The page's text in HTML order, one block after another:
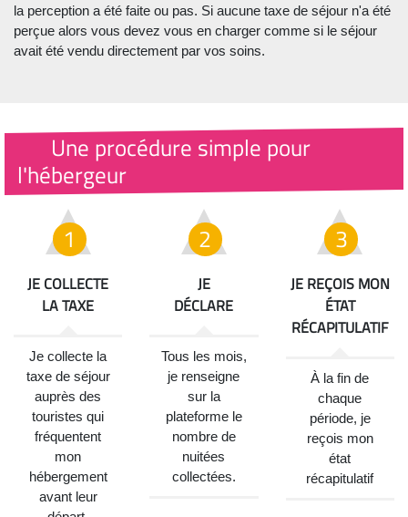
la perception a été faite ou pas. Si aucune taxe de séjour n'a été
perçue alors vous devez vous en charger comme si le séjour
avait été vendu directement par vos soins.
Une procédure simple pour
l'hébergeur
JE COLLECTE
LA TAXE
Je collecte la
taxe de séjour
auprès des
touristes qui
fréquentent
mon
hébergement
avant leur
JE
DÉCLARE
Tous les mois,
je renseigne
sur la
plateforme le
nombre de
nuitées
collectées.
JE REÇOIS MON
ÉTAT
RÉCAPITULATIF
À la fin de
chaque
période, je
reçois mon
état
récapitulatif